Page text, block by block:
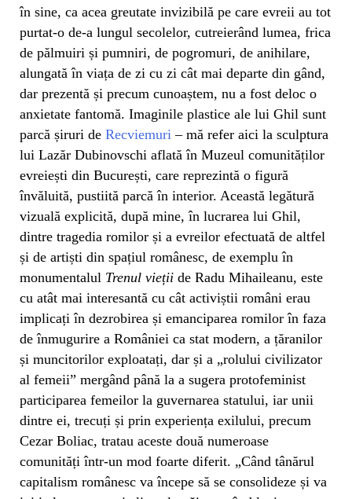
în sine, ca acea greutate invizibilă pe care evreii au tot
purtat-o de-a lungul secolelor, cutreierând lumea, frica
de pălmuiri și pumniri, de pogromuri, de anihilare,
alungată în viața de zi cu zi cât mai departe din gând,
dar prezentă și precum cunoaștem, nu a fost deloc o
anxietate fantomă. Imaginile plastice ale lui Ghil sunt
parcă șiruri de Recviemuri – mă refer aici la sculptura
lui Lazăr Dubinovschi aflată în Muzeul comunităților
evreiești din București, care reprezintă o figură
învăluită, pustiită parcă în interior. Această legătură
vizuală explicită, după mine, în lucrarea lui Ghil,
dintre tragedia romilor și a evreilor efectuată de altfel
și de artiști din spațiul românesc, de exemplu în
monumentalul Trenul vieții de Radu Mihaileanu, este
cu atât mai interesantă cu cât activiștii români erau
implicați în dezrobirea și emanciparea romilor în faza
de înmugurire a României ca stat modern, a țăranilor
și muncitorilor exploatați, dar și a „rolului civilizator
al femeii” mergând până la a sugera protofeminist
participarea femeilor la guvernarea statului, iar unii
dintre ei, trecuți și prin experiența exilului, precum
Cezar Boliac, tratau aceste două numeroase
comunități într-un mod foarte diferit. „Când tânărul
capitalism românesc va începe să se consolideze și va